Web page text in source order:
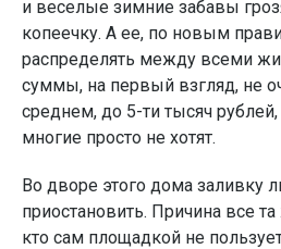
и веселые зимние забавы
копеечку. А ее, по новым
распределять между всеми
суммы, на первый взгляд, не
среднем, до 5-ти тысяч рублей,
многие просто не хотят.
Во дворе этого дома заливку
приостановить. Причина все
кто сам площадкой не